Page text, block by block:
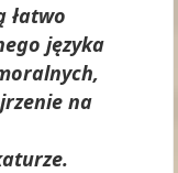
łatwo
języka
na